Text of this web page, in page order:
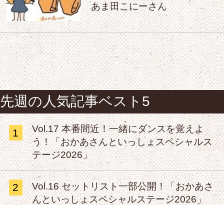
あま田こにーさん
先週の人気記事ベスト5
1
Vol.17 本番間近！一緒にダンスを覚えよ
う！「おかあさんといっしょスペシャルス
テージ2026」
2
Vol.16 セットリスト一部公開！「おかあさ
んといっしょスペシャルステージ2026」